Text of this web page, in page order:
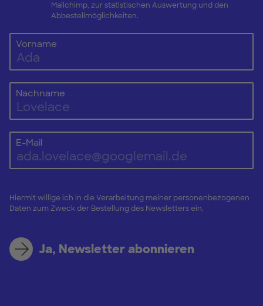
Mailchimp, zur statistischen Auswertung und den
Abbestellmöglichkeiten.
Vorname
Nachname
E-Mail
Hiermit willige ich in die Verarbeitung meiner personenbezogenen
Daten zum Zweck der Bestellung des Newsletters ein.
Ja, Newsletter abonnieren